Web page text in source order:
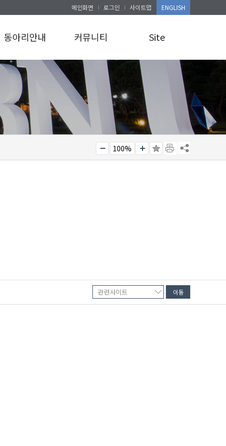
메인화면 로그인 사이트맵 ENGLISH
동아리안내
동아리안내
커뮤니티
공지사항
앨범게시판
Site
로그인
사이트맵
100%